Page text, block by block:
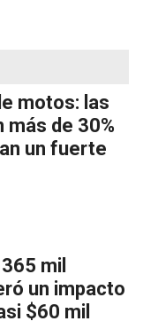
motos: las
de 30%
un fuerte
mil
un impacto
$60 mil